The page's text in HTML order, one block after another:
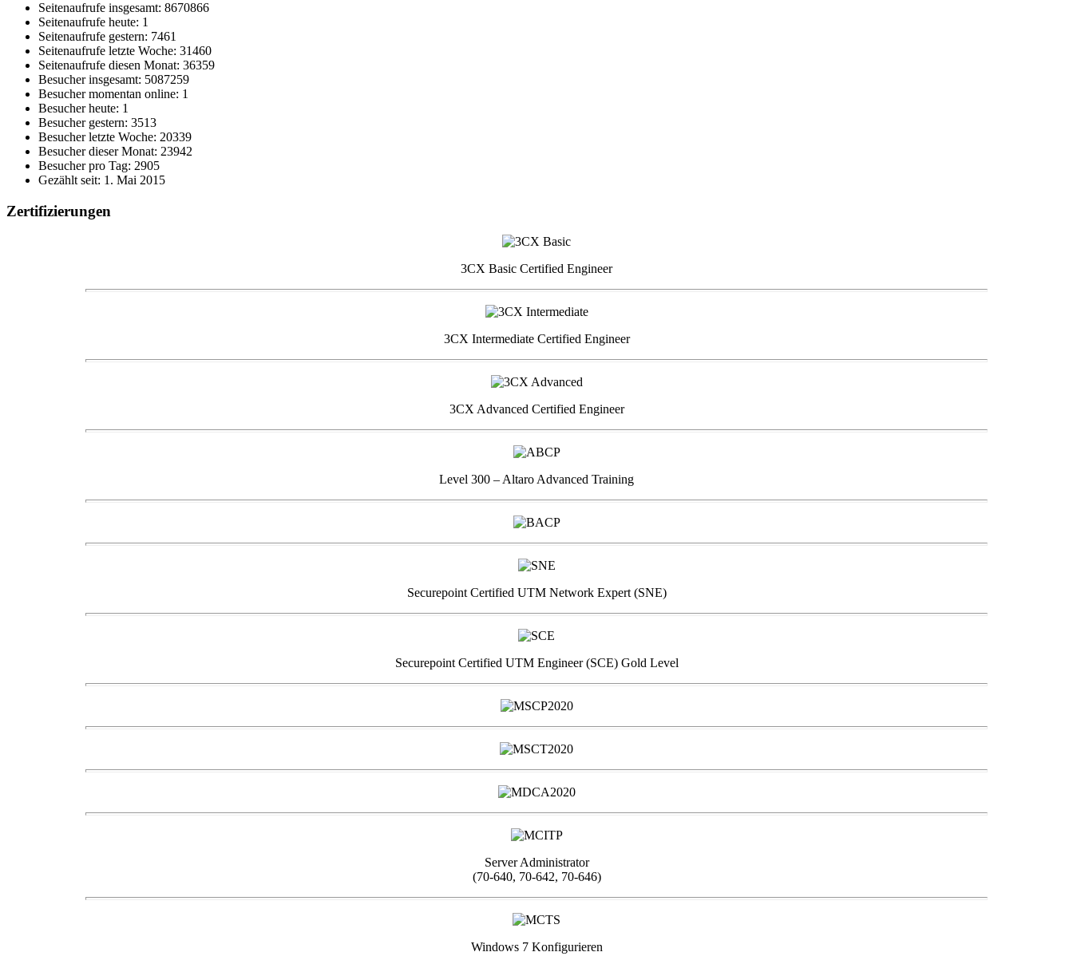
Seitenaufrufe insgesamt: 8670866
Seitenaufrufe heute: 1
Seitenaufrufe gestern: 7461
Seitenaufrufe letzte Woche: 31460
Seitenaufrufe diesen Monat: 36359
Besucher insgesamt: 5087259
Besucher momentan online: 1
Besucher heute: 1
Besucher gestern: 3513
Besucher letzte Woche: 20339
Besucher dieser Monat: 23942
Besucher pro Tag: 2905
Gezählt seit: 1. Mai 2015
Zertifizierungen
3CX Basic Certified Engineer
3CX Intermediate Certified Engineer
3CX Advanced Certified Engineer
Level 300 – Altaro Advanced Training
Securepoint Certified UTM Network Expert (SNE)
Securepoint Certified UTM Engineer (SCE) Gold Level
Server Administrator
(70-640, 70-642, 70-646)
Windows 7 Konfigurieren